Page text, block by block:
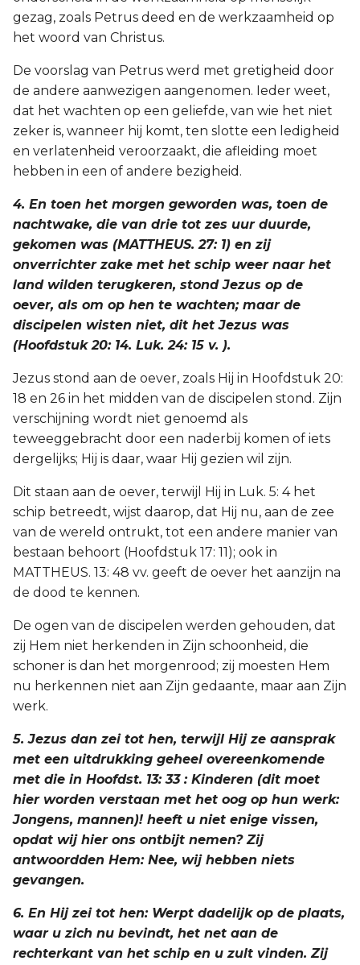
gezag, zoals Petrus deed en de werkzaamheid op
het woord van Christus.
De voorslag van Petrus werd met gretigheid door
de andere aanwezigen aangenomen. Ieder weet,
dat het wachten op een geliefde, van wie het niet
zeker is, wanneer hij komt, ten slotte een ledigheid
en verlatenheid veroorzaakt, die afleiding moet
hebben in een of andere bezigheid.
4. En toen het morgen geworden was, toen de
nachtwake, die van drie tot zes uur duurde,
gekomen was (MATTHEUS. 27: 1) en zij
onverrichter zake met het schip weer naar het
land wilden terugkeren, stond Jezus op de
oever, als om op hen te wachten; maar de
discipelen wisten niet, dit het Jezus was
(Hoofdstuk 20: 14. Luk. 24: 15 v. ).
Jezus stond aan de oever, zoals Hij in Hoofdstuk 20:
18 en 26 in het midden van de discipelen stond. Zijn
verschijning wordt niet genoemd als
teweeggebracht door een naderbij komen of iets
dergelijks; Hij is daar, waar Hij gezien wil zijn.
Dit staan aan de oever, terwijl Hij in Luk. 5: 4 het
schip betreedt, wijst daarop, dat Hij nu, aan de zee
van de wereld ontrukt, tot een andere manier van
bestaan behoort (Hoofdstuk 17: 11); ook in
MATTHEUS. 13: 48 vv. geeft de oever het aanzijn na
de dood te kennen.
De ogen van de discipelen werden gehouden, dat
zij Hem niet herkenden in Zijn schoonheid, die
schoner is dan het morgenrood; zij moesten Hem
nu herkennen niet aan Zijn gedaante, maar aan Zijn
werk.
5. Jezus dan zei tot hen, terwijl Hij ze aansprak
met een uitdrukking geheel overeenkomende
met die in Hoofdst. 13: 33 : Kinderen (dit moet
hier worden verstaan met het oog op hun werk:
Jongens, mannen)! heeft u niet enige vissen,
opdat wij hier ons ontbijt nemen? Zij
antwoordden Hem: Nee, wij hebben niets
gevangen.
6. En Hij zei tot hen: Werpt dadelijk op de plaats,
waar u zich nu bevindt, het net aan de
rechterkant van het schip en u zult vinden. Zij